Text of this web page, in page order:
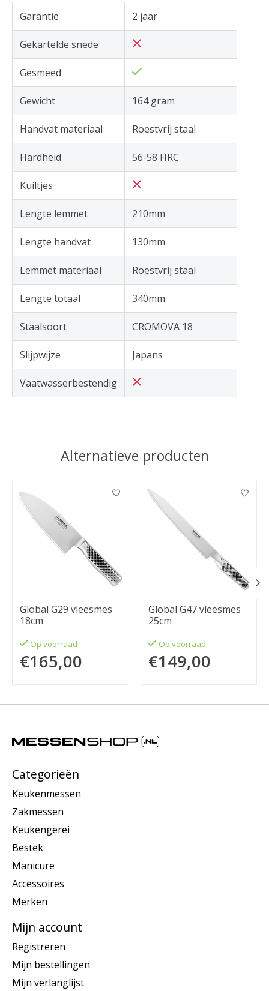
Garantie 2 jaar
Gekartelde snede
Gesmeed
Gewicht 164 gram
Handvat materiaal Roestvrij staal
Hardheid 56-58 HRC
Kuiltjes
Lengte lemmet 210mm
Lengte handvat 130mm
Lemmet materiaal Roestvrij staal
Lengte totaal 340mm
Staalsoort CROMOVA 18
Slijpwijze Japans
Vaatwasserbestendig
Alternatieve producten
Items van productcarrousel
Global G29 vleesmes
18cm
Op voorraad
€165,00
Global G47 vleesmes
25cm
Op voorraad
€149,00
Categorieën
Keukenmessen
Zakmessen
Keukengerei
Bestek
Manicure
Accessoires
Merken
Mijn account
Registreren
Mijn bestellingen
Mijn verlanglijst